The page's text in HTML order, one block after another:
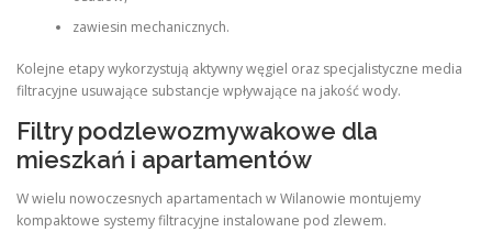
zawiesin mechanicznych.
Kolejne etapy wykorzystują aktywny węgiel oraz specjalistyczne media
filtracyjne usuwające substancje wpływające na jakość wody.
Filtry podzlewozmywakowe dla
mieszkań i apartamentów
W wielu nowoczesnych apartamentach w Wilanowie montujemy
kompaktowe systemy filtracyjne instalowane pod zlewem.